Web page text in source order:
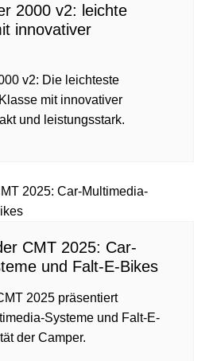
2000 v2: leichte
innovativer
v2: Die leichteste
mit innovativer
und leistungsstark.
CMT 2025: Car-
und Falt-E-Bikes
2025 präsentiert
Systeme und Falt-E-
der Camper.